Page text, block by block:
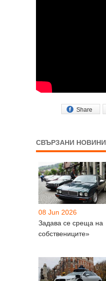
Share
СВЪРЗАНИ НОВИНИ
08 Jun 2026
Задава се среща на
собствениците»